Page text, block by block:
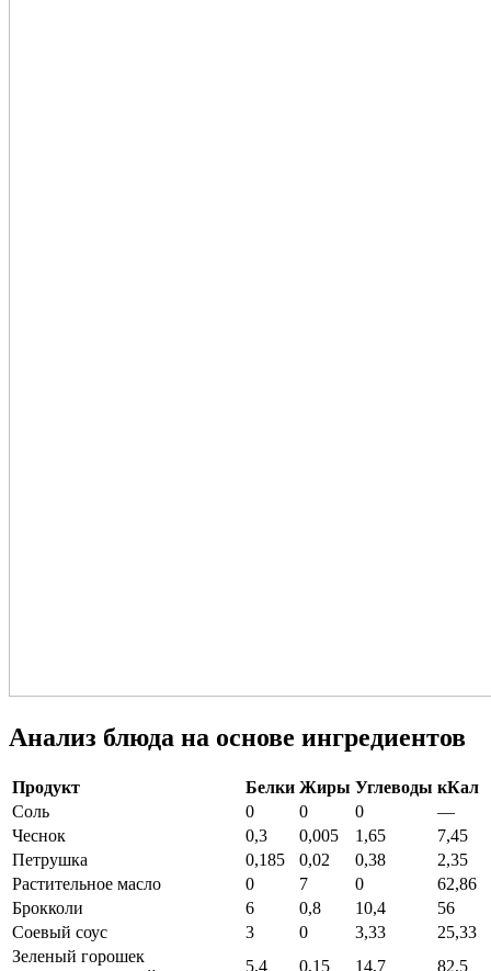
Анализ блюда на основе ингредиентов
Продукт Белки Жиры Углеводы кКал
Соль
0 0 0
—
Чеснок
0,3 0,005 1,65
7,45
Петрушка
0,185 0,02 0,38
2,35
Растительное масло
0 7 0
62,86
Брокколи
6 0,8 10,4
56
Соевый соус
3 0 3,33
25,33
Зеленый горошек
5,4 0,15 14,7
82,5